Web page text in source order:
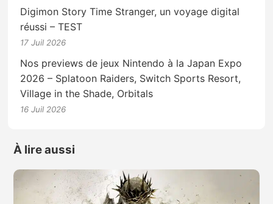
Digimon Story Time Stranger, un voyage digital
réussi – TEST
17 Juil 2026
Nos previews de jeux Nintendo à la Japan Expo
2026 – Splatoon Raiders, Switch Sports Resort,
Village in the Shade, Orbitals
16 Juil 2026
À lire aussi